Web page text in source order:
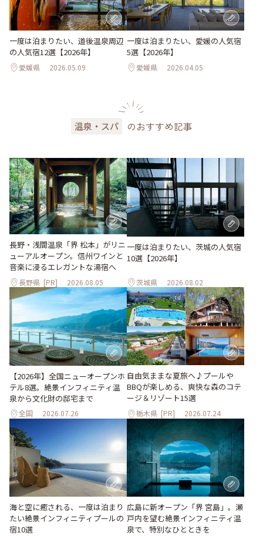
一度は泊まりたい、道後温泉周辺
の人気宿12選【2026年】
愛媛県 2026.05.09
一度は泊まりたい、愛媛の人気宿
5選【2026年】
愛媛県 2026.04.05
温泉・スパ のおすすめ記事
長野・浅間温泉「界 松本」がリニ
ューアルオープン。信州ワインと
音楽に浸るエレガントな湯宿へ
長野県 [PR] 2026.08.05
一度は泊まりたい、茨城の人気宿
10選【2026年】
茨城県 2026.08.02
【2026年】全国ニューオープンホ
テル8選。絶景インフィニティ温
泉から文化財の邸宅まで
全国 2026.07.26
自由気ままな夏旅へ♪プールや
BBQが楽しめる、爽快な森のコテ
ージ＆リゾート15選
栃木県 [PR] 2026.07.24
海と空に癒される、一度は泊まり
たい絶景インフィニティプールの
宿10選
広島に新オープン「界 宮島」。瀬
戸内を望む絶景インフィニティ温
泉で、特別なひとときを